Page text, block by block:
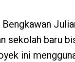
Bengkawan
sekolah baru
ini